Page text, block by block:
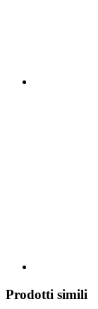
Prodotti simili